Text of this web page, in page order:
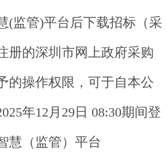
(监管)平台后下载招标（采
册的深圳市网上政府采购
的操作权限，可于自本公
年12月29日 08:30期间登
慧（监管）平台